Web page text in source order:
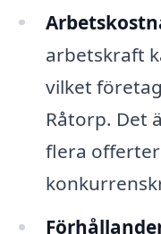
arbetskraft
vilket
Råtorp. Det
flera